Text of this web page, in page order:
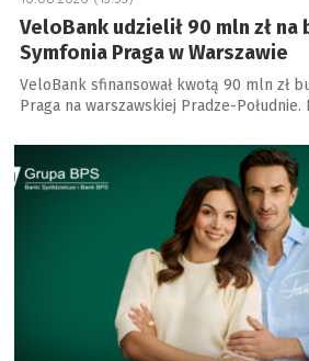
VeloBank udzielił 90 mln zł
Symfonia Praga w Warszawie
VeloBank sfinansował kwotą 90 mln zł
Praga na warszawskiej Pradze-
a